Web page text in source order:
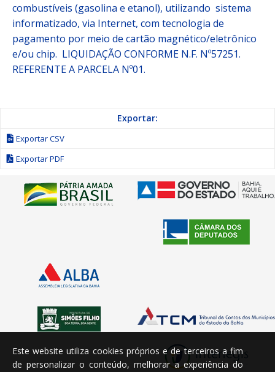
combustíveis (gasolina e etanol), utilizando sistema
informatizado, via Internet, com tecnologia de
pagamento por meio de cartão magnético/eletrônico
e/ou chip. LIQUIDAÇÃO CONFORME N.F. Nº57251.
REFERENTE A PARCELA Nº01.
Exportar:
Exportar CSV
Exportar PDF
Este website utiliza cookies próprios e de terceiros a fim
de personalizar o conteúdo, melhorar a experiência do